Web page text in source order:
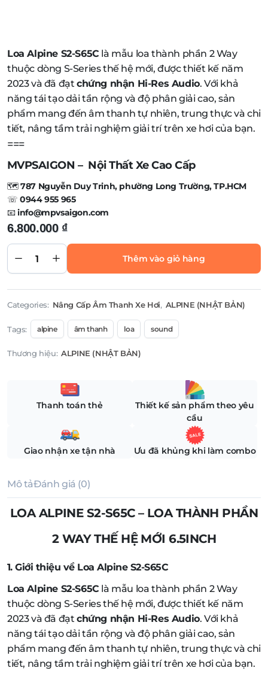
Loa Alpine S2-S65C là mẫu loa thành phần 2 Way
thuộc dòng S-Series thế hệ mới, được thiết kế năm
2023 và đã đạt chứng nhận Hi-Res Audio. Với khả
năng tái tạo dải tần rộng và độ phân giải cao, sản
phẩm mang đến âm thanh tự nhiên, trung thực và chi
tiết, nâng tầm trải nghiệm giải trí trên xe hơi của bạn.
===
MVPSAIGON – Nội Thất Xe Cao Cấp
🗺️787 Nguyễn Duy Trinh, phường Long Trường, TP.HCM
☏0944 955 965
📧info@mpvsaigon.com
6.800.000 ₫
LOA
ALPINE
S2-S65C
LOA
THÀNH
PHẦN 2
THẾ HỆ
6.5INCH
quantity
Thêm vào giỏ hàng
Categories: Nâng Cấp Âm Thanh Xe Hơi, ALPINE (NHẬT BẢN)
Tags: alpine âm thanh loa sound
Thương hiệu: ALPINE (NHẬT BẢN)
Thanh toán thẻ
Thiết kế sản phẩm theo yêu
cầu
Giao nhận xe tận nhà Ưu đã khủng khi làm combo
Mô tảĐánh giá (0)
LOA ALPINE S2-S65C – LOA THÀNH PHẦN
2 WAY THẾ HỆ MỚI 6.5INCH
1. Giới thiệu về Loa Alpine S2-S65C
Loa Alpine S2-S65C là mẫu loa thành phần 2 Way
thuộc dòng S-Series thế hệ mới, được thiết kế năm
2023 và đã đạt chứng nhận Hi-Res Audio. Với khả
năng tái tạo dải tần rộng và độ phân giải cao, sản
phẩm mang đến âm thanh tự nhiên, trung thực và chi
tiết, nâng tầm trải nghiệm giải trí trên xe hơi của bạn.